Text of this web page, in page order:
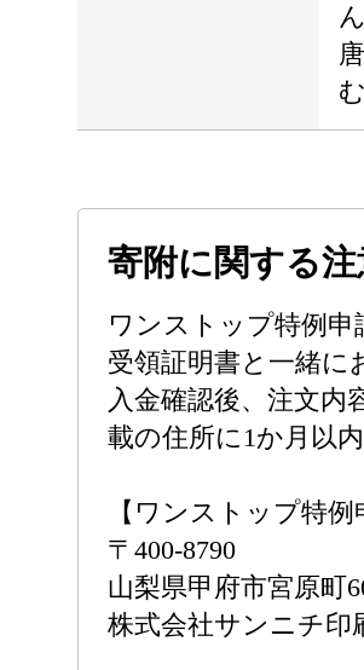
寄附に関する
ワンストップ特例
受領証明書と一緒に
入金確認後、注文内
載の住所に1か月以
【ワンストップ特例
〒400-8790
山梨県甲府市宮原町
株式会社サンニチ印